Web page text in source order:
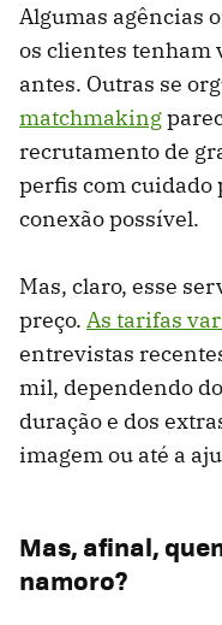
Algumas agências
os clientes tenham
antes. Outras se
matchmaking
recrutamento de
perfis com
conexão possível.
Mas, claro, esse
preço. As tarifas
entrevistas
mil, dependendo
duração e dos
imagem ou até a
Mas, afinal,
namoro?